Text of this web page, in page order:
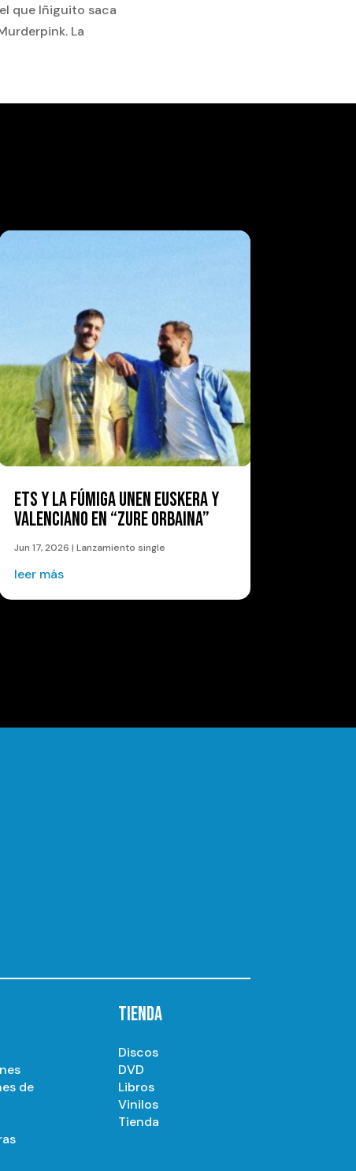
que Iñiguito saca
La
ETS Y LA FÚMIGA UNEN EUSKERA Y
VALENCIANO EN “ZURE ORBAINA”
Jun 17, 2026 | Lanzamiento single
leer más
de
TIENDA
Discos
DVD
Libros
Vinilos
Tienda